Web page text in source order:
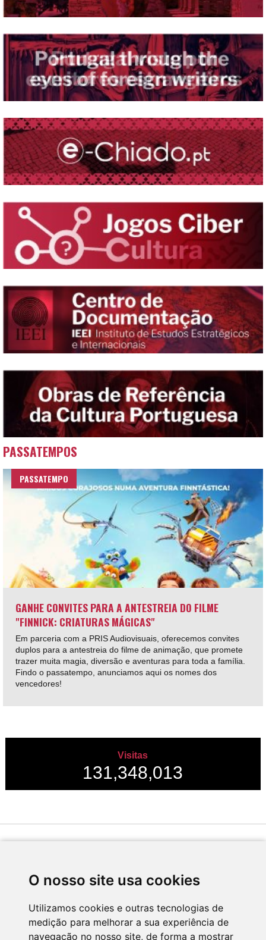
O nosso site usa cookies
Utilizamos cookies e outras tecnologias de
medição para melhorar a sua experiência de
navegação no nosso site, de forma a mostrar
PASSATEMPOS
PASSATEMPO
GANHE CONVITES PARA A ANTESTREIA DO FILME
"FINNICK: CRIATURAS MÁGICAS"
Em parceria com a PRIS Audiovisuais, oferecemos convites
duplos para a antestreia do filme de animação, que promete
trazer muita magia, diversão e aventuras para toda a família.
Findo o passatempo, anunciamos aqui os nomes dos
vencedores!
Visitas
131,348,013